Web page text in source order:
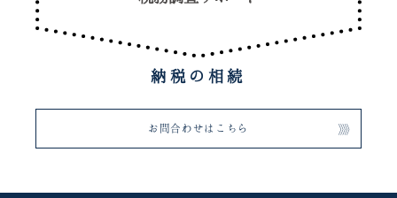
納税の相続
お問合わせはこちら